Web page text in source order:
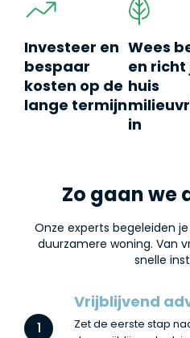
Investeer en
bespaar
kosten op de
lange termijn
Wees
en richt
huis
in
Zo gaan we
Onze experts begeleiden
duurzamere woning. Van
snelle
Vrijblijvend
Zet de eerste stap
1